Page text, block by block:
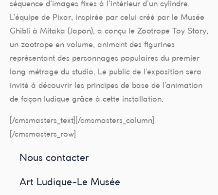
séquence d’images fixes à l’intérieur d’un cylindre.
L’équipe de Pixar, inspirée par celui créé par le Musée
Ghibli à Mitaka (Japon), a conçu le Zootrope Toy Story,
un zootrope en volume, animant des figurines
représentant des personnages populaires du premier
long métrage du studio. Le public de l’exposition sera
invité à découvrir les principes de base de l’animation
de façon ludique grâce à cette installation.
[/cmsmasters_text][/cmsmasters_column]
[/cmsmasters_row]
Nous contacter
Art Ludique-Le Musée